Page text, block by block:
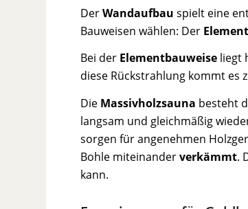
DerWandaufbau spielt eine
Bauweisen wählen: Der
Bei der Elementbauweise liegt
diese Rückstrahlung kommt es
Die Massivholzsauna besteht
langsam und gleichmäßig
sorgen für angenehmen
Bohle miteinanderverkämmt.
kann.